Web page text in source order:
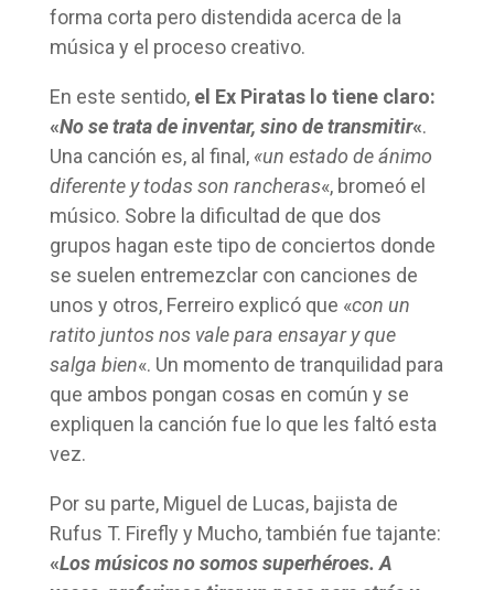
forma corta pero distendida acerca de la
música y el proceso creativo.
En este sentido, el Ex Piratas lo tiene claro:
«No se trata de inventar, sino de transmitir«.
Una canción es, al final, «un estado de ánimo
diferente y todas son rancheras«, bromeó el
músico. Sobre la dificultad de que dos
grupos hagan este tipo de conciertos donde
se suelen entremezclar con canciones de
unos y otros, Ferreiro explicó que «con un
ratito juntos nos vale para ensayar y que
salga bien«. Un momento de tranquilidad para
que ambos pongan cosas en común y se
expliquen la canción fue lo que les faltó esta
vez.
Por su parte, Miguel de Lucas, bajista de
Rufus T. Firefly y Mucho, también fue tajante:
«Los músicos no somos superhéroes. A